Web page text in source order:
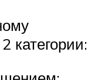
категории: